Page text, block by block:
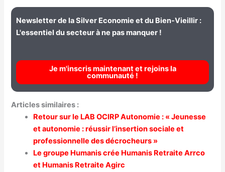
Newsletter de la Silver Economie et du Bien-Vieillir :
L'essentiel du secteur à ne pas manquer !
Je m'inscris maintenant et rejoins la
communauté !
Articles similaires :
Retour sur le LAB OCIRP Autonomie : « Jeunesse
et autonomie : réussir l’insertion sociale et
professionnelle des décrocheurs »
Le groupe Humanis crée Humanis Retraite Arrco
et Humanis Retraite Agirc